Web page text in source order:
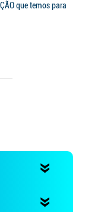
que temos para